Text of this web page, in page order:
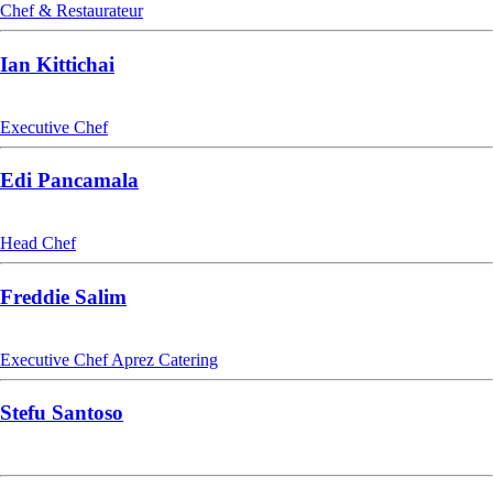
Chef & Restaurateur
Ian Kittichai
Executive Chef
Edi Pancamala
Head Chef
Freddie Salim
Executive Chef Aprez Catering
Stefu Santoso